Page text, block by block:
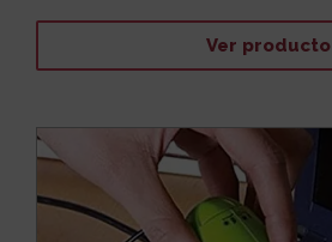
Ver producto